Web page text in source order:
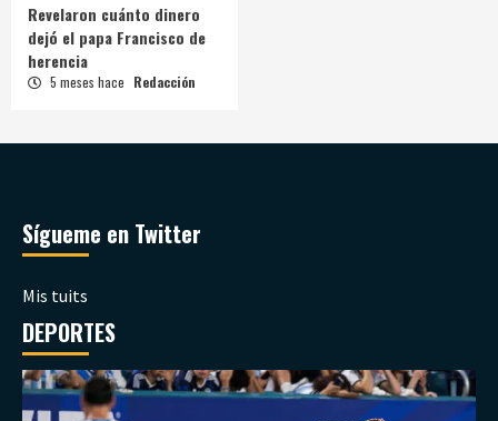
Revelaron cuánto dinero
dejó el papa Francisco de
herencia
5 meses hace Redacción
Sígueme en Twitter
Mis tuits
DEPORTES